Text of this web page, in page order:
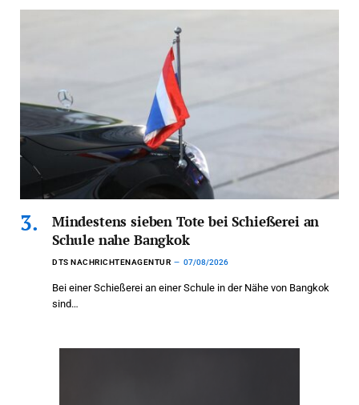
Mindestens sieben Tote bei Schießerei an
Schule nahe Bangkok
DTS NACHRICHTENAGENTUR 07/08/2026
Bei einer Schießerei an einer Schule in der Nähe von Bangkok
sind…